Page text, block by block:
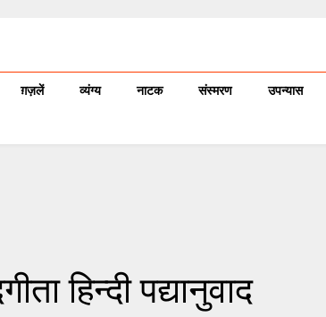
ग़ज़लें व्यंग्य नाटक संस्मरण उपन्यास
हिन्दी पद्यानुवाद